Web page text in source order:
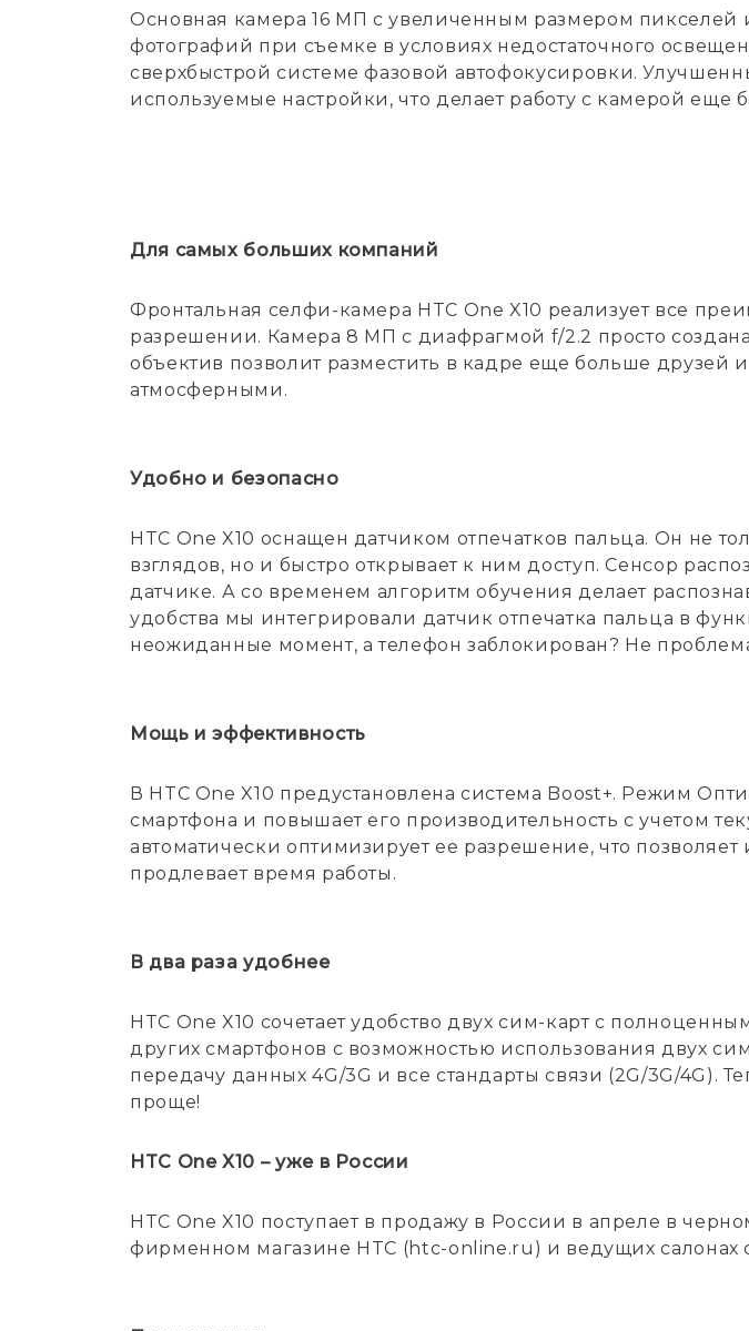
Основная камера 16 МП с увеличенным размером пикселей
фотографий при съемке в условиях недостаточного
сверхбыстрой системе фазовой автофокусировки.
используемые настройки, что делает работу с камерой еще
Для самых больших компаний
Фронтальная селфи-камера HTC One X10 реализует все
разрешении. Камера 8 МП с диафрагмой f/2.2 просто
объектив позволит разместить в кадре еще больше друзей
атмосферными.
Удобно и безопасно
HTC One X10 оснащен датчиком отпечатков пальца. Он не
взглядов, но и быстро открывает к ним доступ. Сенсор
датчике. А со временем алгоритм обучения делает
удобства мы интегрировали датчик отпечатка пальца в
неожиданные момент, а телефон заблокирован? Не
Мощь и эффективность
В HTC One X10 предустановлена система Boost+. Режим
смартфона и повышает его производительность с учетом
автоматически оптимизирует ее разрешение, что
продлевает время работы.
В два раза удобнее
HTC One X10 сочетает удобство двух сим-карт с
других смартфонов с возможностью использования двух
передачу данных 4G/3G и все стандарты связи (2G/3G/4G).
проще!
HTC One X10 – уже в России
HTC One X10 поступает в продажу в России в апреле в
фирменном магазине HTC (htc-online.ru) и ведущих салонах